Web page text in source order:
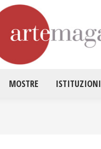
MOSTRE ISTITUZIONI
HOME